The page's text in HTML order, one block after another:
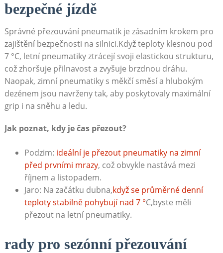
bezpečné jízdě
Správné přezouvání pneumatik je ​zásadním ⁤krokem⁢ pro
zajištění bezpečnosti na silnici.Když teploty klesnou pod
7 °C, letní pneumatiky ztrácejí svoji elastickou strukturu,
což zhoršuje přilnavost a zvyšuje brzdnou‌ dráhu.
Naopak,‍ zimní pneumatiky s měkčí směsí a hlubokým
dezénem jsou navrženy tak, aby⁤ poskytovaly maximální
grip i na sněhu ​a ledu.
Jak poznat, kdy je čas přezout?
Podzim: ideální je přezout ⁢pneumatiky na zimní
⁣před prvními mrazy, ⁣což obvykle ‍nastává ​mezi
říjnem a listopadem.
Jaro:⁤ Na začátku dubna,když se⁢ průměrné denní
teploty‌ stabilně pohybují nad 7 °C,byste‍ měli
přezout na ⁤letní⁢ pneumatiky.
rady‍ pro ‌sezónní přezouvání